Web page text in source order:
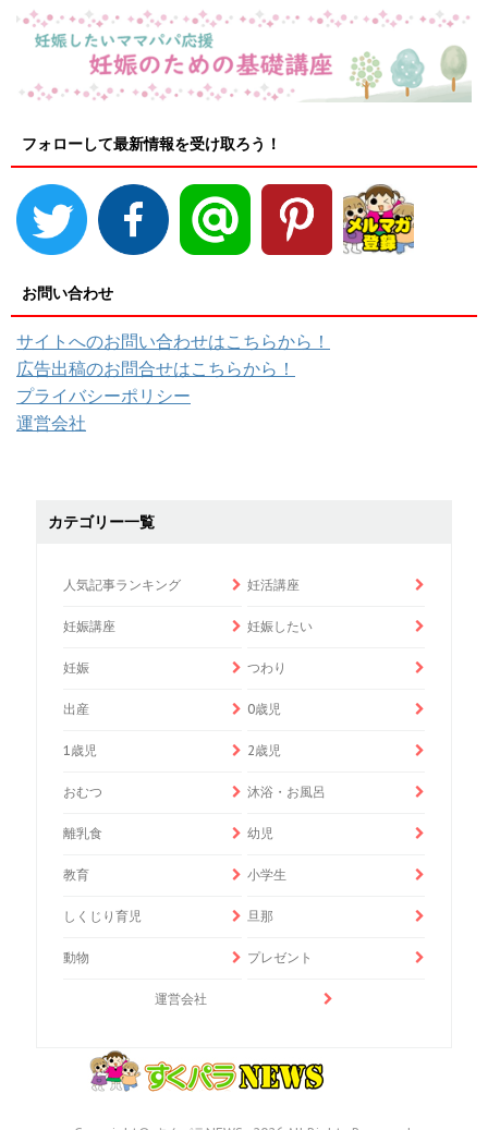
フォローして最新情報を受け取ろう！
お問い合わせ
サイトへのお問い合わせはこちらから！
広告出稿のお問合せはこちらから！
プライバシーポリシー
運営会社
カテゴリー一覧
人気記事ランキング 妊活講座
妊娠講座 妊娠したい
妊娠 つわり
出産 0歳児
1歳児 2歳児
おむつ 沐浴・お風呂
離乳食 幼児
教育 小学生
しくじり育児 旦那
動物 プレゼント
運営会社